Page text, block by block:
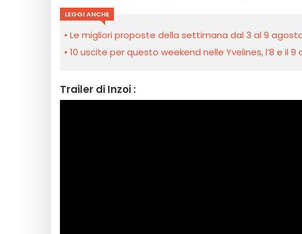
LEGGI ANCHE
Le migliori proposte della settimana dal 3 al 9
10 uscite per questo weekend nelle Yvelines, l’8 e il
Trailer di Inzoi :